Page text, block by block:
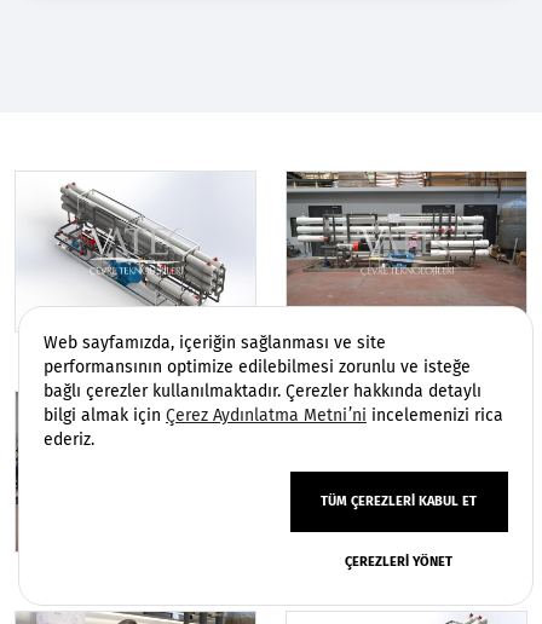
Web sayfamızda, içeriğin sağlanması ve site
performansının optimize edilebilmesi zorunlu ve isteğe
bağlı çerezler kullanılmaktadır. Çerezler hakkında detaylı
bilgi almak için Çerez Aydınlatma Metni’ni incelemenizi rica
ederiz.
TÜM ÇEREZLERI KABUL ET
ÇEREZLERI YÖNET